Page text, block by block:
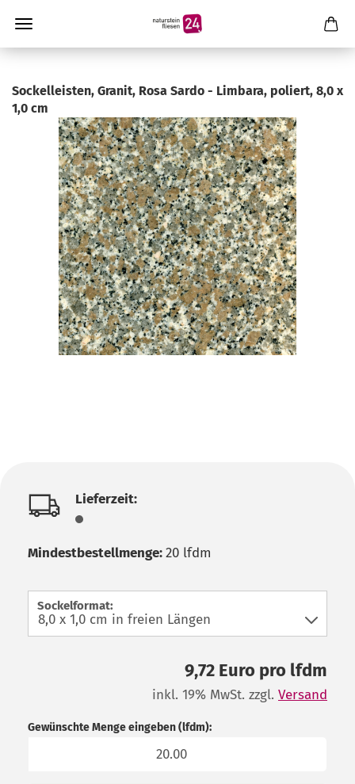
Sockelleisten, Granit, Rosa Sardo - Limbara, poliert, 8,0 x
1,0 cm
Lieferzeit:
Mindestbestellmenge:20 lfdm
Sockelformat:
9,72 Euro pro lfdm
inkl. 19% MwSt. zzgl. Versand
Gewünschte Menge eingeben (lfdm):